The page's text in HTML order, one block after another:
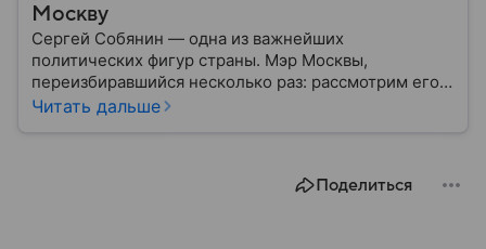
Москву
Сергей Собянин — одна из важнейших
политических фигур страны. Мэр Москвы,
переизбиравшийся несколько раз: рассмотрим его
биографию подробнее.
Читать дальше
Поделиться